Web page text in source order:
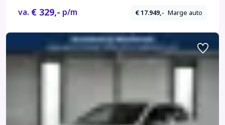
va. € 329,- p/m € 17.949,- Marge auto